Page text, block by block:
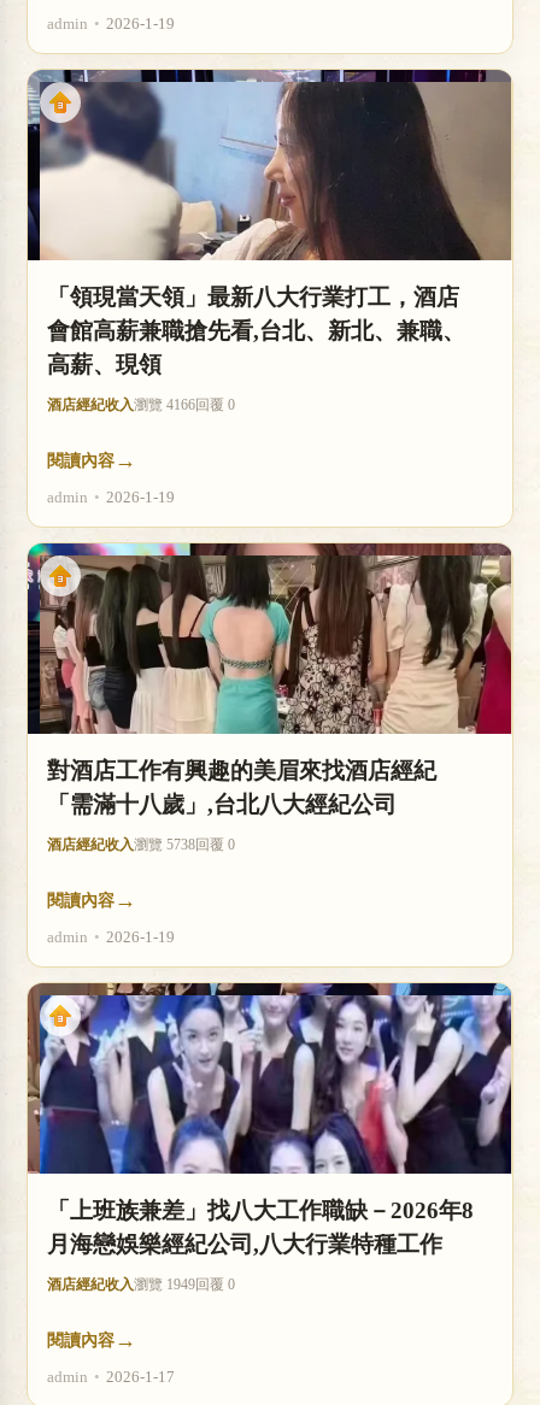
admin • 2026-1-19
「領現當天領」最新八大行業打工，酒店
會館高薪兼職搶先看,台北、新北、兼職、
高薪、現領
酒店經紀收入瀏覽 4166回覆 0
閱讀內容 →
admin • 2026-1-19
對酒店工作有興趣的美眉來找酒店經紀
「需滿十八歲」,台北八大經紀公司
酒店經紀收入瀏覽 5738回覆 0
閱讀內容 →
admin • 2026-1-19
「上班族兼差」找八大工作職缺－2026年8
月海戀娛樂經紀公司,八大行業特種工作
酒店經紀收入瀏覽 1949回覆 0
閱讀內容 →
admin • 2026-1-17